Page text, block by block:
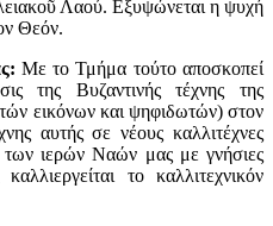
Λαού. Εξυψώνεται η ψυχή
Θεόν.
Με το Τμήμα τούτο αποσκοπεί
της Βυζαντινής τέχνης της
εικόνων και ψηφιδωτών) στον
αυτής σε νέους καλλιτέχνες
των ιερών Ναών μας με γνήσιες
το καλλιτεχνικόν